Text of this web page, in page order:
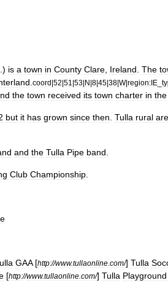
is a town in County Clare Ireland The
coord|52|51 |53|N|8|45|38|W|region:IE
the town received its town charter in the
but it has grown since then Tulla rural
and the Tulla Pipe band
Club Championship
GAA[http://www.tullaonline com/] Tulla
[http://www.tullaonline com/] Tulla Playground